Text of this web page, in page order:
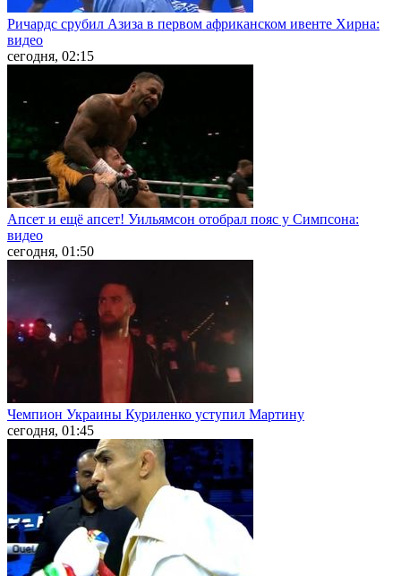
Ричардс срубил Азиза в первом африканском ивенте Хирна:
видео
сегодня, 02:15
Апсет и ещё апсет! Уильямсон отобрал пояс у Симпсона:
видео
сегодня, 01:50
Чемпион Украины Куриленко уступил Мартину
сегодня, 01:45